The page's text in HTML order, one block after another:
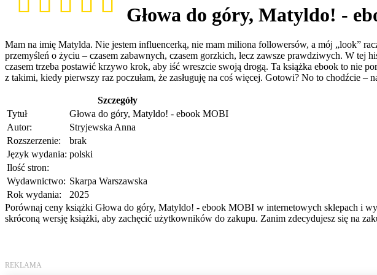
Głowa do góry, Matyldo! -
Mam na imię Matylda. Nie jestem influencerką, nie mam miliona followersów, a mój „look”
przemyśleń o życiu – czasem zabawnych, czasem gorzkich, lecz zawsze prawdziwych. W tej
czasem trzeba postawić krzywo krok, aby iść wreszcie swoją drogą. Ta książka ebook to nie
z takimi, kiedy pierwszy raz poczułam, że zasługuję na coś więcej. Gotowi? No to chodźcie –
Szczegóły
Tytuł
Głowa do góry, Matyldo! - ebook MOBI
Autor:
Stryjewska Anna
Rozszerzenie:
brak
Język wydania: polski
Ilość stron:
Wydawnictwo: Skarpa Warszawska
Rok wydania:
2025
Porównaj ceny książki Głowa do góry, Matyldo! - ebook MOBI w internetowych sklepach i
skróconą wersję książki, aby zachęcić użytkowników do zakupu. Zanim zdecydujesz się na